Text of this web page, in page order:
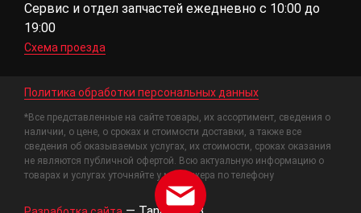
Сервис и отдел запчастей ежедневно с 10:00 до
19:00
Схема проезда
Политика обработки персональных данных
*Все представленные на сайте товары, их ассортимент, сведения о
наличии, о цене, о сроках и стоимости доставки, а также все
сведения об оказываемых услугах, их стоимости, сроках оказания
не являются публичной офертой. Всю актуальную информацию о
товарах и услугах уточняйте у менеджера по телефону